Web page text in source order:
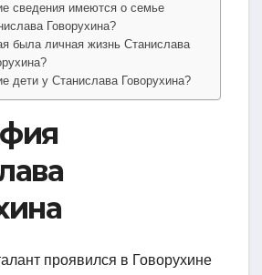
сведения имеются о семье
Говорухина?
была личная жизнь Станислава
дети у Станислава Говорухина?
проявился в Говорухине